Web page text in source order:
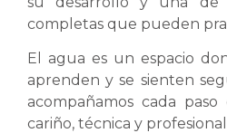
completas que pueden
El agua es un espacio
aprenden y se sienten
acompañamos cada
cariño, técnica y